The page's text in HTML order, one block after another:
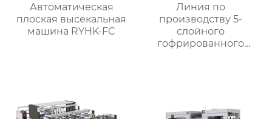
Автоматическая
плоская высекальная
машина RYHK-FC
Линия по
производству 5-
слойного
гофрированного